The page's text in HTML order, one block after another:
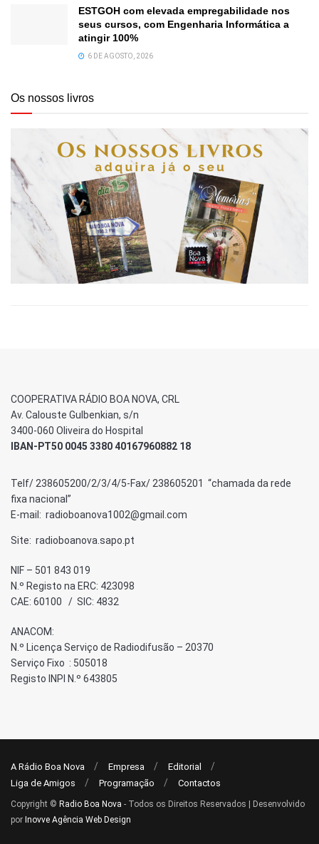
ESTGOH com elevada empregabilidade nos
seus cursos, com Engenharia Informática a
atingir 100%
6 DE AGOSTO, 2026
Os nossos livros
COOPERATIVA RÁDIO BOA NOVA, CRL
Av. Calouste Gulbenkian, s/n
3400-060 Oliveira do Hospital
IBAN-PT50 0045 3380 40167960882 18
Telf/ 238605200/2/3/4/5-Fax/ 238605201 “chamada da rede
fixa nacional”
E-mail: radioboanova1002@gmail.com
Site: radioboanova.sapo.pt
NIF – 501 843 019
N.º Registo na ERC: 423098
CAE: 60100 / SIC: 4832
ANACOM:
N.º Licença Serviço de Radiodifusão – 20370
Serviço Fixo : 505018
Registo INPI N.º 643805
A Rádio Boa Nova Empresa
Editorial
Liga de Amigos
Programação Contactos
Copyright © Radio Boa Nova - Todos os Direitos Reservados | Desenvolvido
por Inovve Agência Web Design